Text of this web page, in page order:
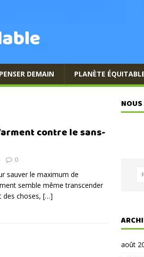
PENSER DEMAIN PLANÈTE
contre le sans-
0
sauver le maximum de
semble même transcender
des choses, […]
août